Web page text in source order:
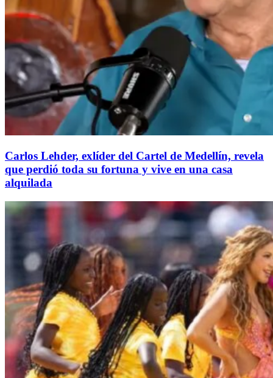
Carlos Lehder, exlíder del Cartel de Medellín, revela
que perdió toda su fortuna y vive en una casa
alquilada